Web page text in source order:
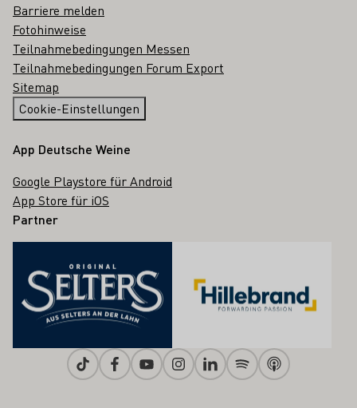
Barriere melden
Fotohinweise
Teilnahmebedingungen Messen
Teilnahmebedingungen Forum Export
Sitemap
Cookie-Einstellungen
App Deutsche Weine
Google Playstore für Android
App Store für iOS
Partner
TiktokFacebookYoutubeInstagramLinkedinSpotifyApple